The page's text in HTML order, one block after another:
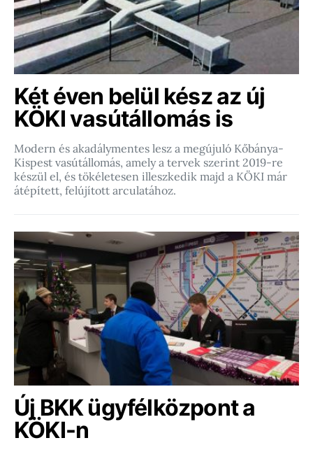
Két éven belül kész az új
KÖKI vasútállomás is
Modern és akadálymentes lesz a megújuló Kőbánya-
Kispest vasútállomás, amely a tervek szerint 2019-re
készül el, és tökéletesen illeszkedik majd a KÖKI már
átépített, felújított arculatához.
Új BKK ügyfélközpont a
KÖKI-n